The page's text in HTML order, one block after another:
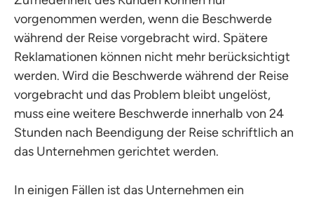
vorgenommen werden, wenn die Beschwerde
während der Reise vorgebracht wird. Spätere
Reklamationen können nicht mehr berücksichtigt
werden. Wird die Beschwerde während der Reise
vorgebracht und das Problem bleibt ungelöst,
muss eine weitere Beschwerde innerhalb von 24
Stunden nach Beendigung der Reise schriftlich an
das Unternehmen gerichtet werden.
In einigen Fällen ist das Unternehmen ein